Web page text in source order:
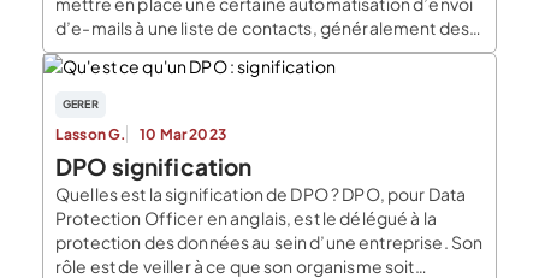
d’e-mails à une liste de contacts, généralement des
prospects. Il s’agit donc d’envoyer en masse le
même mail aux clients et partenaires, dans le but
qu’ils adhèrent ou se fidélisent à votre offre. Plus
qu’un […]
GERER
Lasson G. 10 Mar 2023
DPO signification
Quelles est la signification de DPO ? DPO, pour Data
Protection Officer en anglais, est le délégué à la
protection des données au sein d’une entreprise. Son
rôle est de veiller à ce que son organisme soit